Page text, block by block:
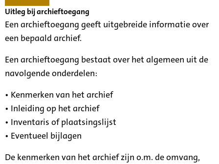
Uitleg bij archieftoegang
Een archieftoegang geeft uitgebreide informatie over
een bepaald archief.
Een archieftoegang bestaat over het algemeen uit de
navolgende onderdelen:
• Kenmerken van het archief
• Inleiding op het archief
• Inventaris of plaatsingslijst
• Eventueel bijlagen
De kenmerken van het archief zijn o.m. de omvang,